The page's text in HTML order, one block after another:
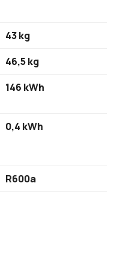
43 kg
46,5 kg
146 kWh
0,4 kWh
R600a